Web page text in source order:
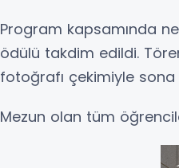
Program kapsamında
ödülü takdim edildi.
fotoğrafı çekimiyle sona
Mezun olan tüm